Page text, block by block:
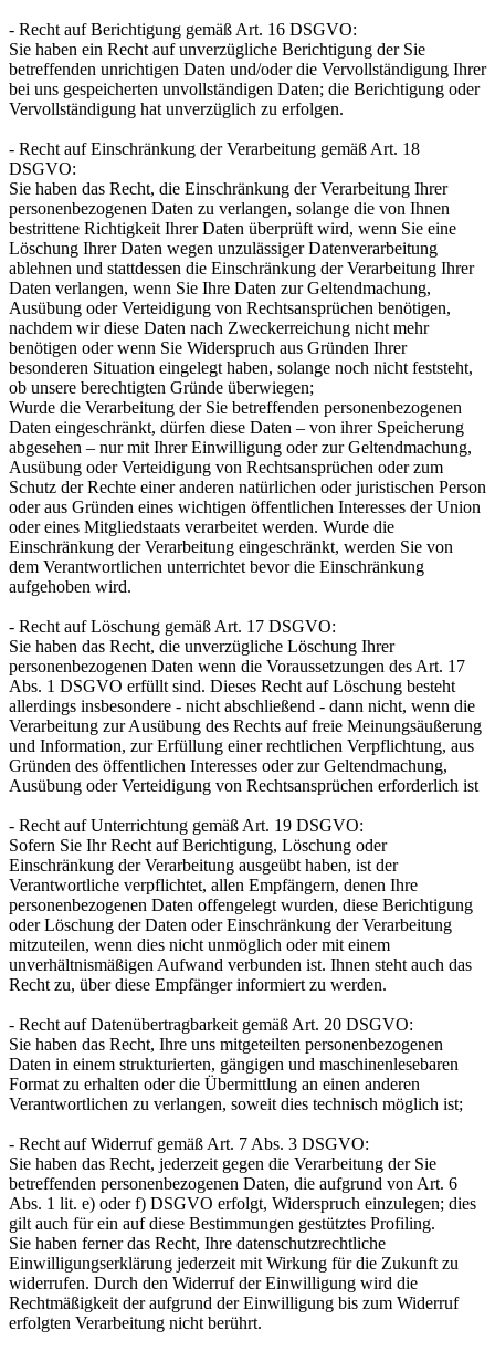
- Recht auf Berichtigung gemäß Art. 16 DSGVO:
Sie haben ein Recht auf unverzügliche Berichtigung der Sie
betreffenden unrichtigen Daten und/oder die Vervollständigung Ihrer
bei uns gespeicherten unvollständigen Daten; die Berichtigung oder
Vervollständigung hat unverzüglich zu erfolgen.
- Recht auf Einschränkung der Verarbeitung gemäß Art. 18
DSGVO:
Sie haben das Recht, die Einschränkung der Verarbeitung Ihrer
personenbezogenen Daten zu verlangen, solange die von Ihnen
bestrittene Richtigkeit Ihrer Daten überprüft wird, wenn Sie eine
Löschung Ihrer Daten wegen unzulässiger Datenverarbeitung
ablehnen und stattdessen die Einschränkung der Verarbeitung Ihrer
Daten verlangen, wenn Sie Ihre Daten zur Geltendmachung,
Ausübung oder Verteidigung von Rechtsansprüchen benötigen,
nachdem wir diese Daten nach Zweckerreichung nicht mehr
benötigen oder wenn Sie Widerspruch aus Gründen Ihrer
besonderen Situation eingelegt haben, solange noch nicht feststeht,
ob unsere berechtigten Gründe überwiegen;
Wurde die Verarbeitung der Sie betreffenden personenbezogenen
Daten eingeschränkt, dürfen diese Daten – von ihrer Speicherung
abgesehen – nur mit Ihrer Einwilligung oder zur Geltendmachung,
Ausübung oder Verteidigung von Rechtsansprüchen oder zum
Schutz der Rechte einer anderen natürlichen oder juristischen Person
oder aus Gründen eines wichtigen öffentlichen Interesses der Union
oder eines Mitgliedstaats verarbeitet werden. Wurde die
Einschränkung der Verarbeitung eingeschränkt, werden Sie von
dem Verantwortlichen unterrichtet bevor die Einschränkung
aufgehoben wird.
- Recht auf Löschung gemäß Art. 17 DSGVO:
Sie haben das Recht, die unverzügliche Löschung Ihrer
personenbezogenen Daten wenn die Voraussetzungen des Art. 17
Abs. 1 DSGVO erfüllt sind. Dieses Recht auf Löschung besteht
allerdings insbesondere - nicht abschließend - dann nicht, wenn die
Verarbeitung zur Ausübung des Rechts auf freie Meinungsäußerung
und Information, zur Erfüllung einer rechtlichen Verpflichtung, aus
Gründen des öffentlichen Interesses oder zur Geltendmachung,
Ausübung oder Verteidigung von Rechtsansprüchen erforderlich ist
- Recht auf Unterrichtung gemäß Art. 19 DSGVO:
Sofern Sie Ihr Recht auf Berichtigung, Löschung oder
Einschränkung der Verarbeitung ausgeübt haben, ist der
Verantwortliche verpflichtet, allen Empfängern, denen Ihre
personenbezogenen Daten offengelegt wurden, diese Berichtigung
oder Löschung der Daten oder Einschränkung der Verarbeitung
mitzuteilen, wenn dies nicht unmöglich oder mit einem
unverhältnismäßigen Aufwand verbunden ist. Ihnen steht auch das
Recht zu, über diese Empfänger informiert zu werden.
- Recht auf Datenübertragbarkeit gemäß Art. 20 DSGVO:
Sie haben das Recht, Ihre uns mitgeteilten personenbezogenen
Daten in einem strukturierten, gängigen und maschinenlesebaren
Format zu erhalten oder die Übermittlung an einen anderen
Verantwortlichen zu verlangen, soweit dies technisch möglich ist;
- Recht auf Widerruf gemäß Art. 7 Abs. 3 DSGVO:
Sie haben das Recht, jederzeit gegen die Verarbeitung der Sie
betreffenden personenbezogenen Daten, die aufgrund von Art. 6
Abs. 1 lit. e) oder f) DSGVO erfolgt, Widerspruch einzulegen; dies
gilt auch für ein auf diese Bestimmungen gestütztes Profiling.
Sie haben ferner das Recht, Ihre datenschutzrechtliche
Einwilligungserklärung jederzeit mit Wirkung für die Zukunft zu
widerrufen. Durch den Widerruf der Einwilligung wird die
Rechtmäßigkeit der aufgrund der Einwilligung bis zum Widerruf
erfolgten Verarbeitung nicht berührt.